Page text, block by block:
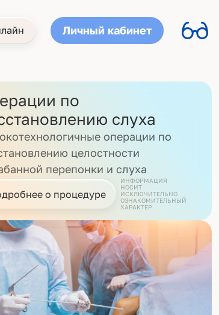
Личный кабинет
по
слуха
операции по
целостности
перепонки и слуха
о процедуре
ИНФОРМАЦИЯ
НОСИТ
ИСКЛЮЧИТЕЛЬНО
ОЗНАКОМИТЕЛЬНЫЙ
ХАРАКТЕР